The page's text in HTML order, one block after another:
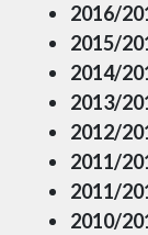
2016/
2015/
2014/
2013/
2012/
2011/
2011/
2010/